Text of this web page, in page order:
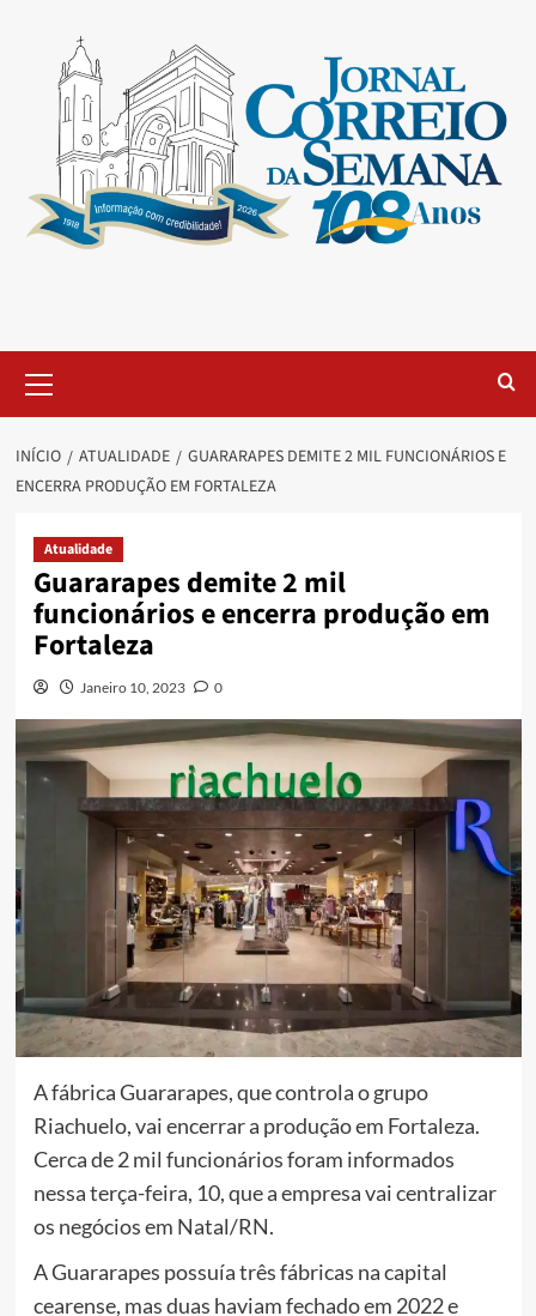
INÍCIO ATUALIDADE
GUARARAPES DEMITE 2 MIL FUNCIONÁRIOS E
ENCERRA PRODUÇÃO EM FORTALEZA
Atualidade
Guararapes demite 2 mil
funcionários e encerra produção em
Fortaleza
Janeiro 10, 2023 0
A fábrica Guararapes, que controla o grupo
Riachuelo, vai encerrar a produção em Fortaleza.
Cerca de 2 mil funcionários foram informados
nessa terça-feira, 10, que a empresa vai centralizar
os negócios em Natal/RN.
A Guararapes possuía três fábricas na capital
cearense, mas duas haviam fechado em 2022 e